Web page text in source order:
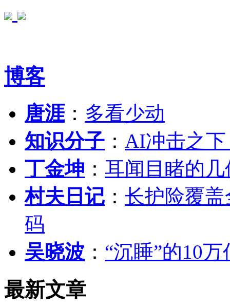
博客
唐涯： 多看少动
知识分子 ： AI冲击之
丁金坤 ： 耳闻目睹的
村夫日记 ： 长护险覆
码
吴晓波 ： “沉睡”的10
最新文章